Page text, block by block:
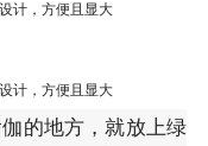
计，方便且显大
计，方便且显大
的地方，就放上绿